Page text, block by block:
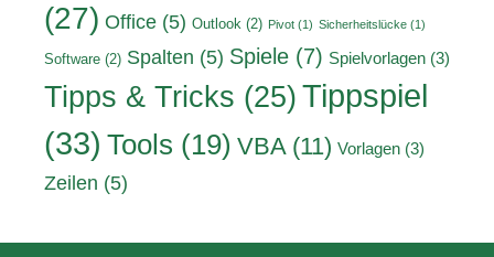
(27) Office (5) Outlook (2) Pivot (1) Sicherheitslücke (1)
Software (2) Spalten (5) Spiele (7) Spielvorlagen (3)
Tipps & Tricks (25)Tippspiel
(33) Tools (19) VBA(11) Vorlagen (3)
Zeilen (5)